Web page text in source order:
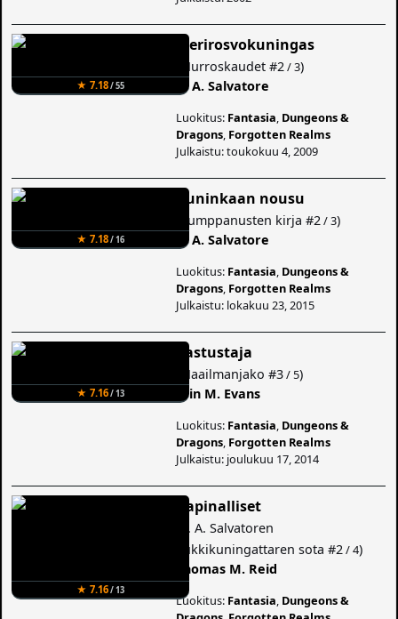
★ 7.18/ 55
Merirosvokuningas
Murroskaudet #2 / 3)
R. A. Salvatore
Luokitus: Fantasia Dungeons &
Dragons Forgotten Realms
Julkaistu: toukokuu 4, 2009
★ 7.18/ 16
Kuninkaan nousu
Kumppanusten kirja #2 / 3)
R. A. Salvatore
Luokitus: Fantasia Dungeons &
Dragons Forgotten Realms
Julkaistu: lokakuu 23, 2015
★ 7.16/ 13
Vastustaja
Maailmanjako #3/ 5)
Erin M. Evans
Luokitus: Fantasia Dungeons &
Dragons Forgotten Realms
Julkaistu: joulukuu 17, 2014
★ 7.16/ 13
Kapinalliset
R. A. Salvatoren
Lukkikuningattaren sota #2 / 4)
Thomas M. Reid
Luokitus: Fantasia Dungeons &